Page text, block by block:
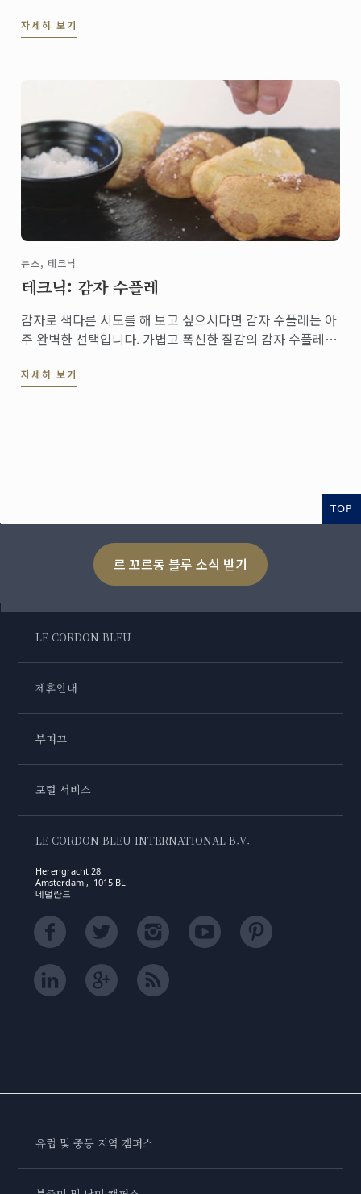
에를 만드는 법을 보여드립니다. 빨미에의 캐러멜화 된 바삭
자세히 보기
뉴스, 테크닉
테크닉: 감자 수플레
감자로 색다른 시도를 해 보고 싶으시다면 감자 수플레는 아
주 완벽한 선택입니다. 가볍고 폭신한 질감의 감자 수플레는
울립니다.
자세히 보기
TOP
르 꼬르동 블루 소식 받기
LE CORDON BLEU
제휴안내
부띠끄
포털 서비스
LE CORDON BLEU INTERNATIONAL B.V.
Herengracht 28
Amsterdam , 1015 BL
네덜란드
유럽 및 중동 지역 캠퍼스